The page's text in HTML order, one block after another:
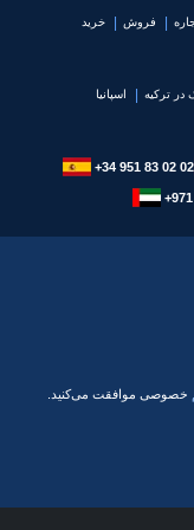
خرید فروش
اسپانیا در ترکیه
+34 951 83 02 02
خصوصی موافقت می‌کنید.